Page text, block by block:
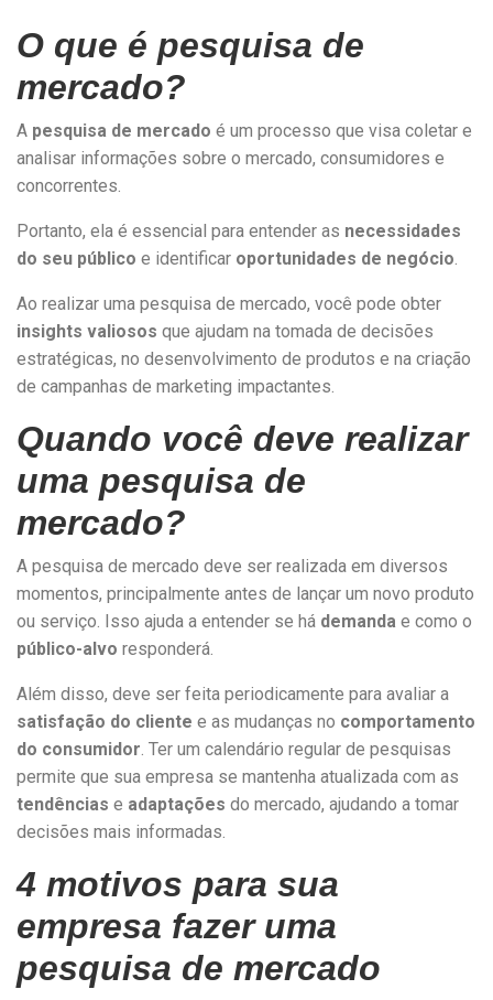
O que é pesquisa de
mercado?
A pesquisa de mercado é um processo que visa coletar e
analisar informações sobre o mercado, consumidores e
concorrentes.
Portanto, ela é essencial para entender as necessidades
do seu público e identificar oportunidades de negócio.
Ao realizar uma pesquisa de mercado, você pode obter
insights valiosos que ajudam na tomada de decisões
estratégicas, no desenvolvimento de produtos e na criação
de campanhas de marketing impactantes.
Quando você deve realizar
uma pesquisa de
mercado?
A pesquisa de mercado deve ser realizada em diversos
momentos, principalmente antes de lançar um novo produto
ou serviço. Isso ajuda a entender se há demanda e como o
público-alvo responderá.
Além disso, deve ser feita periodicamente para avaliar a
satisfação do cliente e as mudanças no comportamento
do consumidor. Ter um calendário regular de pesquisas
permite que sua empresa se mantenha atualizada com as
tendências e adaptações do mercado, ajudando a tomar
decisões mais informadas.
4 motivos para sua
empresa fazer uma
pesquisa de mercado